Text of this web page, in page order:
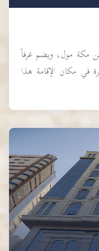
و18 كم من مكة مول، ويضم غرفاً
الإقامة هذا